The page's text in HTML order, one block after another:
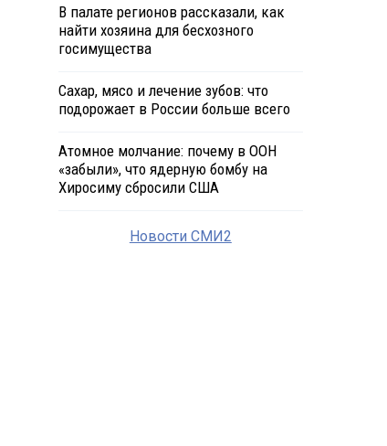
В палате регионов рассказали, как
найти хозяина для бесхозного
госимущества
Сахар, мясо и лечение зубов: что
подорожает в России больше всего
Атомное молчание: почему в ООН
«забыли», что ядерную бомбу на
Хиросиму сбросили США
Новости СМИ2